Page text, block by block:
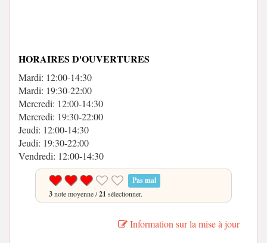
HORAIRES D'OUVERTURES
Mardi: 12:00-14:30
Mardi: 19:30-22:00
Mercredi: 12:00-14:30
Mercredi: 19:30-22:00
Jeudi: 12:00-14:30
Jeudi: 19:30-22:00
Vendredi: 12:00-14:30
Pas mal
3note moyenne /21 sélectionner.
Information sur la mise à jour